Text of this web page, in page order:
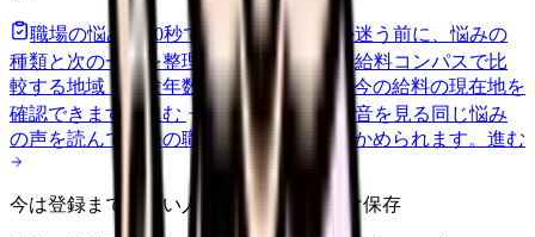
職場の悩みを30秒で診断辞めるべきか迷う前に、悩みの
種類と次の一歩を整理します。進む
給料コンパスで比
較する地域・経験年数・施設形態から、今の給料の現在地を
確認できます。進む 匿名掲示板で本音を見る 同じ悩み
の声を読んで、今の職場だけの問題か確かめられます。 進む
今は登録までしない人向け: 希望条件だけ保存